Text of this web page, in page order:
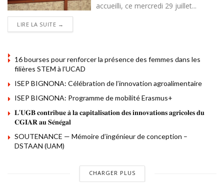
accueilli, ce mercredi 29 juillet...
LIRE LA SUITE →
16 bourses pour renforcer la présence des femmes dans les
filières STEM à l’UCAD
ISEP BIGNONA: Célébration de l’innovation agroalimentaire
ISEP BIGNONA: Programme de mobilité Erasmus+
𝐋’𝐔𝐆𝐁 𝐜𝐨𝐧𝐭𝐫𝐢𝐛𝐮𝐞 𝐚̀ 𝐥𝐚 𝐜𝐚𝐩𝐢𝐭𝐚𝐥𝐢𝐬𝐚𝐭𝐢𝐨𝐧 𝐝𝐞𝐬 𝐢𝐧𝐧𝐨𝐯𝐚𝐭𝐢𝐨𝐧𝐬 𝐚𝐠𝐫𝐢𝐜𝐨𝐥𝐞𝐬 𝐝𝐮
𝐂𝐆𝐈𝐀𝐑 𝐚𝐮 𝐒𝐞́𝐧𝐞́𝐠𝐚𝐥
SOUTENANCE — Mémoire d’ingénieur de conception –
DSTAAN (UAM)
CHARGER PLUS